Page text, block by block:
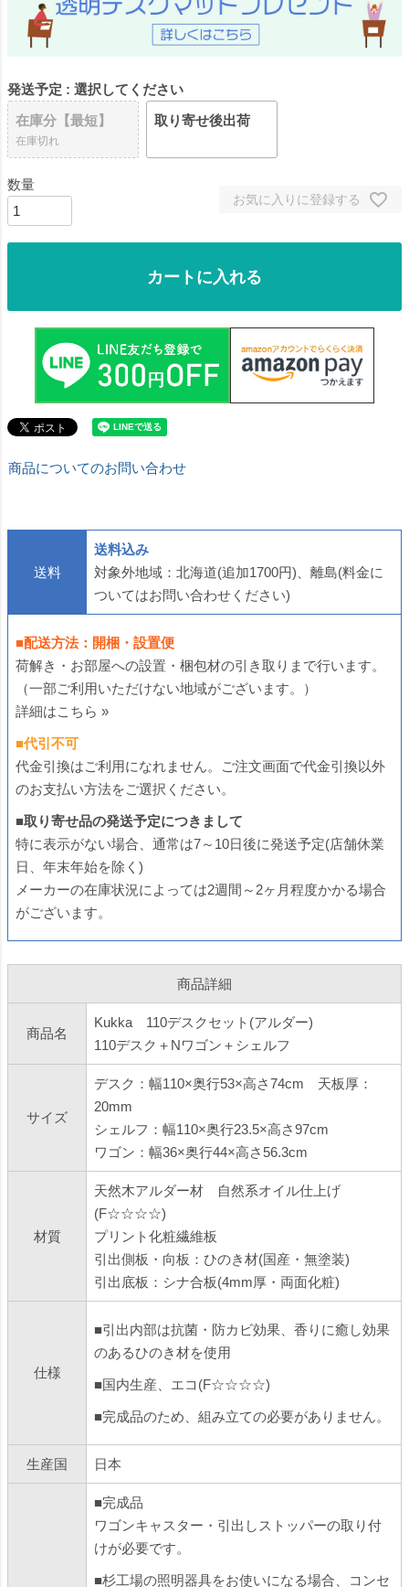
発送予定
選択してください
在庫分【最短】
在庫切れ
取り寄せ後出荷
お気に入りに登録する
カートに入れる
商品についてのお問い合わせ
送料
送料込み
対象外地域：北海道(追加1700円)、離島(料金に
ついてはお問い合わせください)
■配送方法：開梱・設置便
荷解き・お部屋への設置・梱包材の引き取りまで行います。
（一部ご利用いただけない地域がございます。）
詳細はこちら »
■代引不可
代金引換はご利用になれません。ご注文画面で代金引換以外
のお支払い方法をご選択ください。
■取り寄せ品の発送予定につきまして
特に表示がない場合、通常は7～10日後に発送予定(店舗休業
日、年末年始を除く)
メーカーの在庫状況によっては2週間～2ヶ月程度かかる場合
がございます。
商品詳細
商品名
Kukka 110デスクセット(アルダー)
110デスク＋Nワゴン＋シェルフ
サイズ
デスク：幅110×奥行53×高さ74cm 天板厚：
20mm
シェルフ：幅110×奥行23.5×高さ97cm
ワゴン：幅36×奥行44×高さ56.3cm
材質
天然木アルダー材 自然系オイル仕上げ
(F☆☆☆☆)
プリント化粧繊維板
引出側板・向板：ひのき材(国産・無塗装)
引出底板：シナ合板(4mm厚・両面化粧)
仕様
■引出内部は抗菌・防カビ効果、香りに癒し効果
のあるひのき材を使用
■国内生産、エコ(F☆☆☆☆)
■完成品のため、組み立ての必要がありません。
生産国 日本
■完成品
ワゴンキャスター・引出しストッパーの取り付
けが必要です。
■杉工場の照明器具をお使いになる場合、コンセ